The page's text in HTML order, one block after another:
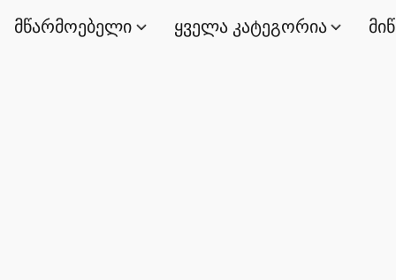
მწარმოებელი ყველა კატეგორია